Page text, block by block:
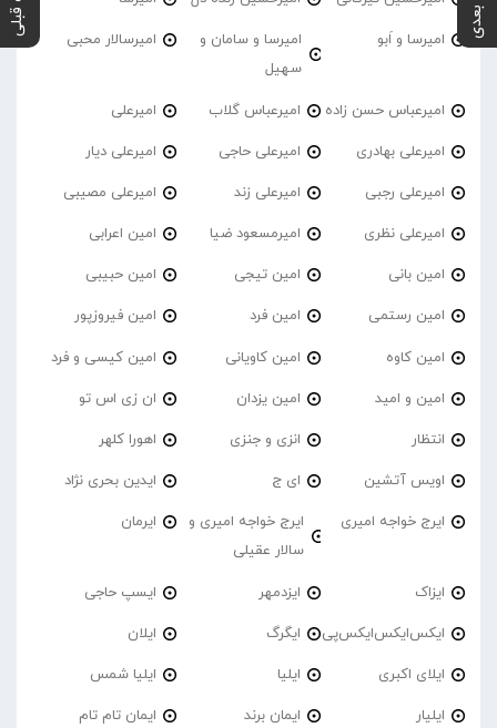
امیرسا و اَبو
امیرسا و سامان و
سهیل
امیرسالار محبی
امیرعباس حسن زاده امیرعباس گلاب امیرعلی
امیرعلی بهادری امیرعلی حاجی امیرعلی دیار
امیرعلی رجبی امیرعلی زند امیرعلی مصیبی
امیرعلی نظری امیرمسعود ضیا امین اعرابی
امین بانی امین تیجی امین حبیبی
امین رستمی امین فرد امین فیروزپور
امین کاوه امین کاویانی امین کیسی و فرد
امین و امید امین یزدان ان زی اس تو
انتظار انزی و جنزی اهورا کلهر
اویس آتشین ای ج ایدین بحری نژاد
ایرج خواجه امیری
ایرج خواجه امیری و
سالار عقیلی
ایرمان
ایزاک ایزدمهر ایسپ حاجی
ایکس‌ایکس‌ایکس‌پی ایگرگ ایلان
ایلای اکبری ایلیا ایلیا شمس
ایلیار ایمان برند ایمان تام تام